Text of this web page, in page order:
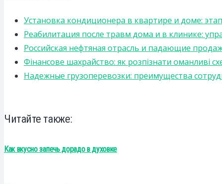
Установка кондиционера в квартире и доме:
Реабилитация после травм дома и в клинике:
Российская нефтяная отрасль и падающие
Фінансове шахрайство: як розпізнати оманливі
Надежные грузоперевозки: преимущества
Читайте также:
Как вкусно запечь дорадо в духовке